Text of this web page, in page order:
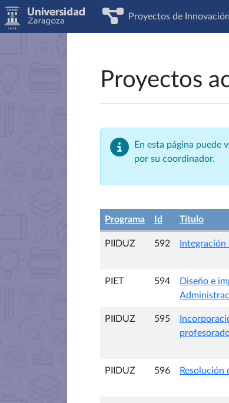
Proyectos de
Proyectos
En esta página puede
por su coordinador.
Programa Id Título
PIIDUZ 592
PIET 594
Diseño e
PIIDUZ 595
PIIDUZ 596 Resolución